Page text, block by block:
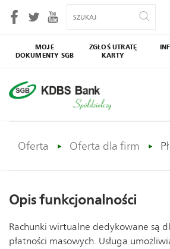
MOJE
DOKUMENTY SGB
ZGŁOŚ UTRATĘ
KARTY
Oferta Oferta dla firm
Opis funkcjonalności
Rachunki wirtualne dedykowane są
płatności masowych. Usługa